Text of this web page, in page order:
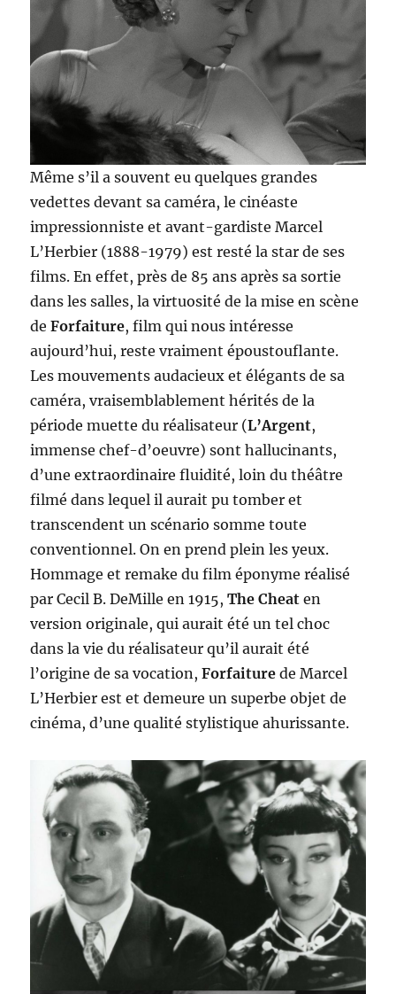
Même s’il a souvent eu quelques grandes
vedettes devant sa caméra, le cinéaste
impressionniste et avant-gardiste Marcel
L’Herbier (1888-1979) est resté la star de ses
films. En effet, près de 85 ans après sa sortie
dans les salles, la virtuosité de la mise en scène
deForfaiture, film qui nous intéresse
aujourd’hui, reste vraiment époustouflante.
Les mouvements audacieux et élégants de sa
caméra, vraisemblablement hérités de la
période muette du réalisateur (L’Argent,
immense chef-d’oeuvre) sont hallucinants,
d’une extraordinaire fluidité, loin du théâtre
filmé dans lequel il aurait pu tomber et
transcendent un scénario somme toute
conventionnel. On en prend plein les yeux.
Hommage et remake du film éponyme réalisé
par Cecil B. DeMille en 1915, The Cheat en
version originale, qui aurait été un tel choc
dans la vie du réalisateur qu’il aurait été
l’origine de sa vocation,Forfaiture de Marcel
L’Herbier est et demeure un superbe objet de
cinéma, d’une qualité stylistique ahurissante.